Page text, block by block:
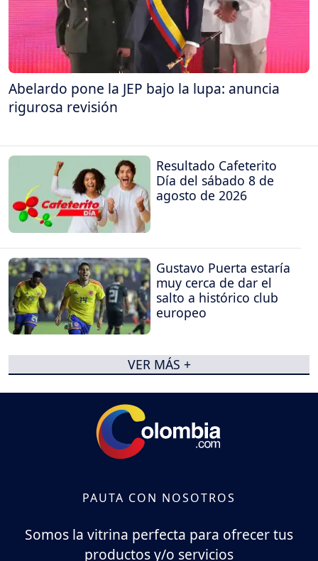
Abelardo pone la JEP bajo la lupa: anuncia
rigurosa revisión
Resultado Cafeterito
Día del sábado 8 de
agosto de 2026
Gustavo Puerta estaría
muy cerca de dar el
salto a histórico club
europeo
VER MÁS +
PAUTA CON NOSOTROS
Somos la vitrina perfecta para ofrecer tus
productos y/o servicios